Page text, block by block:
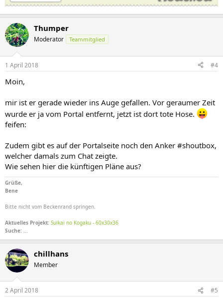
Thumper
Moderator Teammitglied
1 April 2018 #4
Moin,
mir ist er gerade wieder ins Auge gefallen. Vor geraumer Zeit
wurde er ja vom Portal entfernt, jetzt ist dort tote Hose.
feifen:
Zudem gibt es auf der Portalseite noch den Anker #shoutbox,
welcher damals zum Chat zeigte.
Wie sehen hier die künftigen Pläne aus?
Grüße,
Bene
Bitte nicht vom Beckenrand springen.
Aktuelles Projekt: Suikai no Kogaku - 60x30x36
Suche: ...
chillhans
Member
2 April 2018 #5